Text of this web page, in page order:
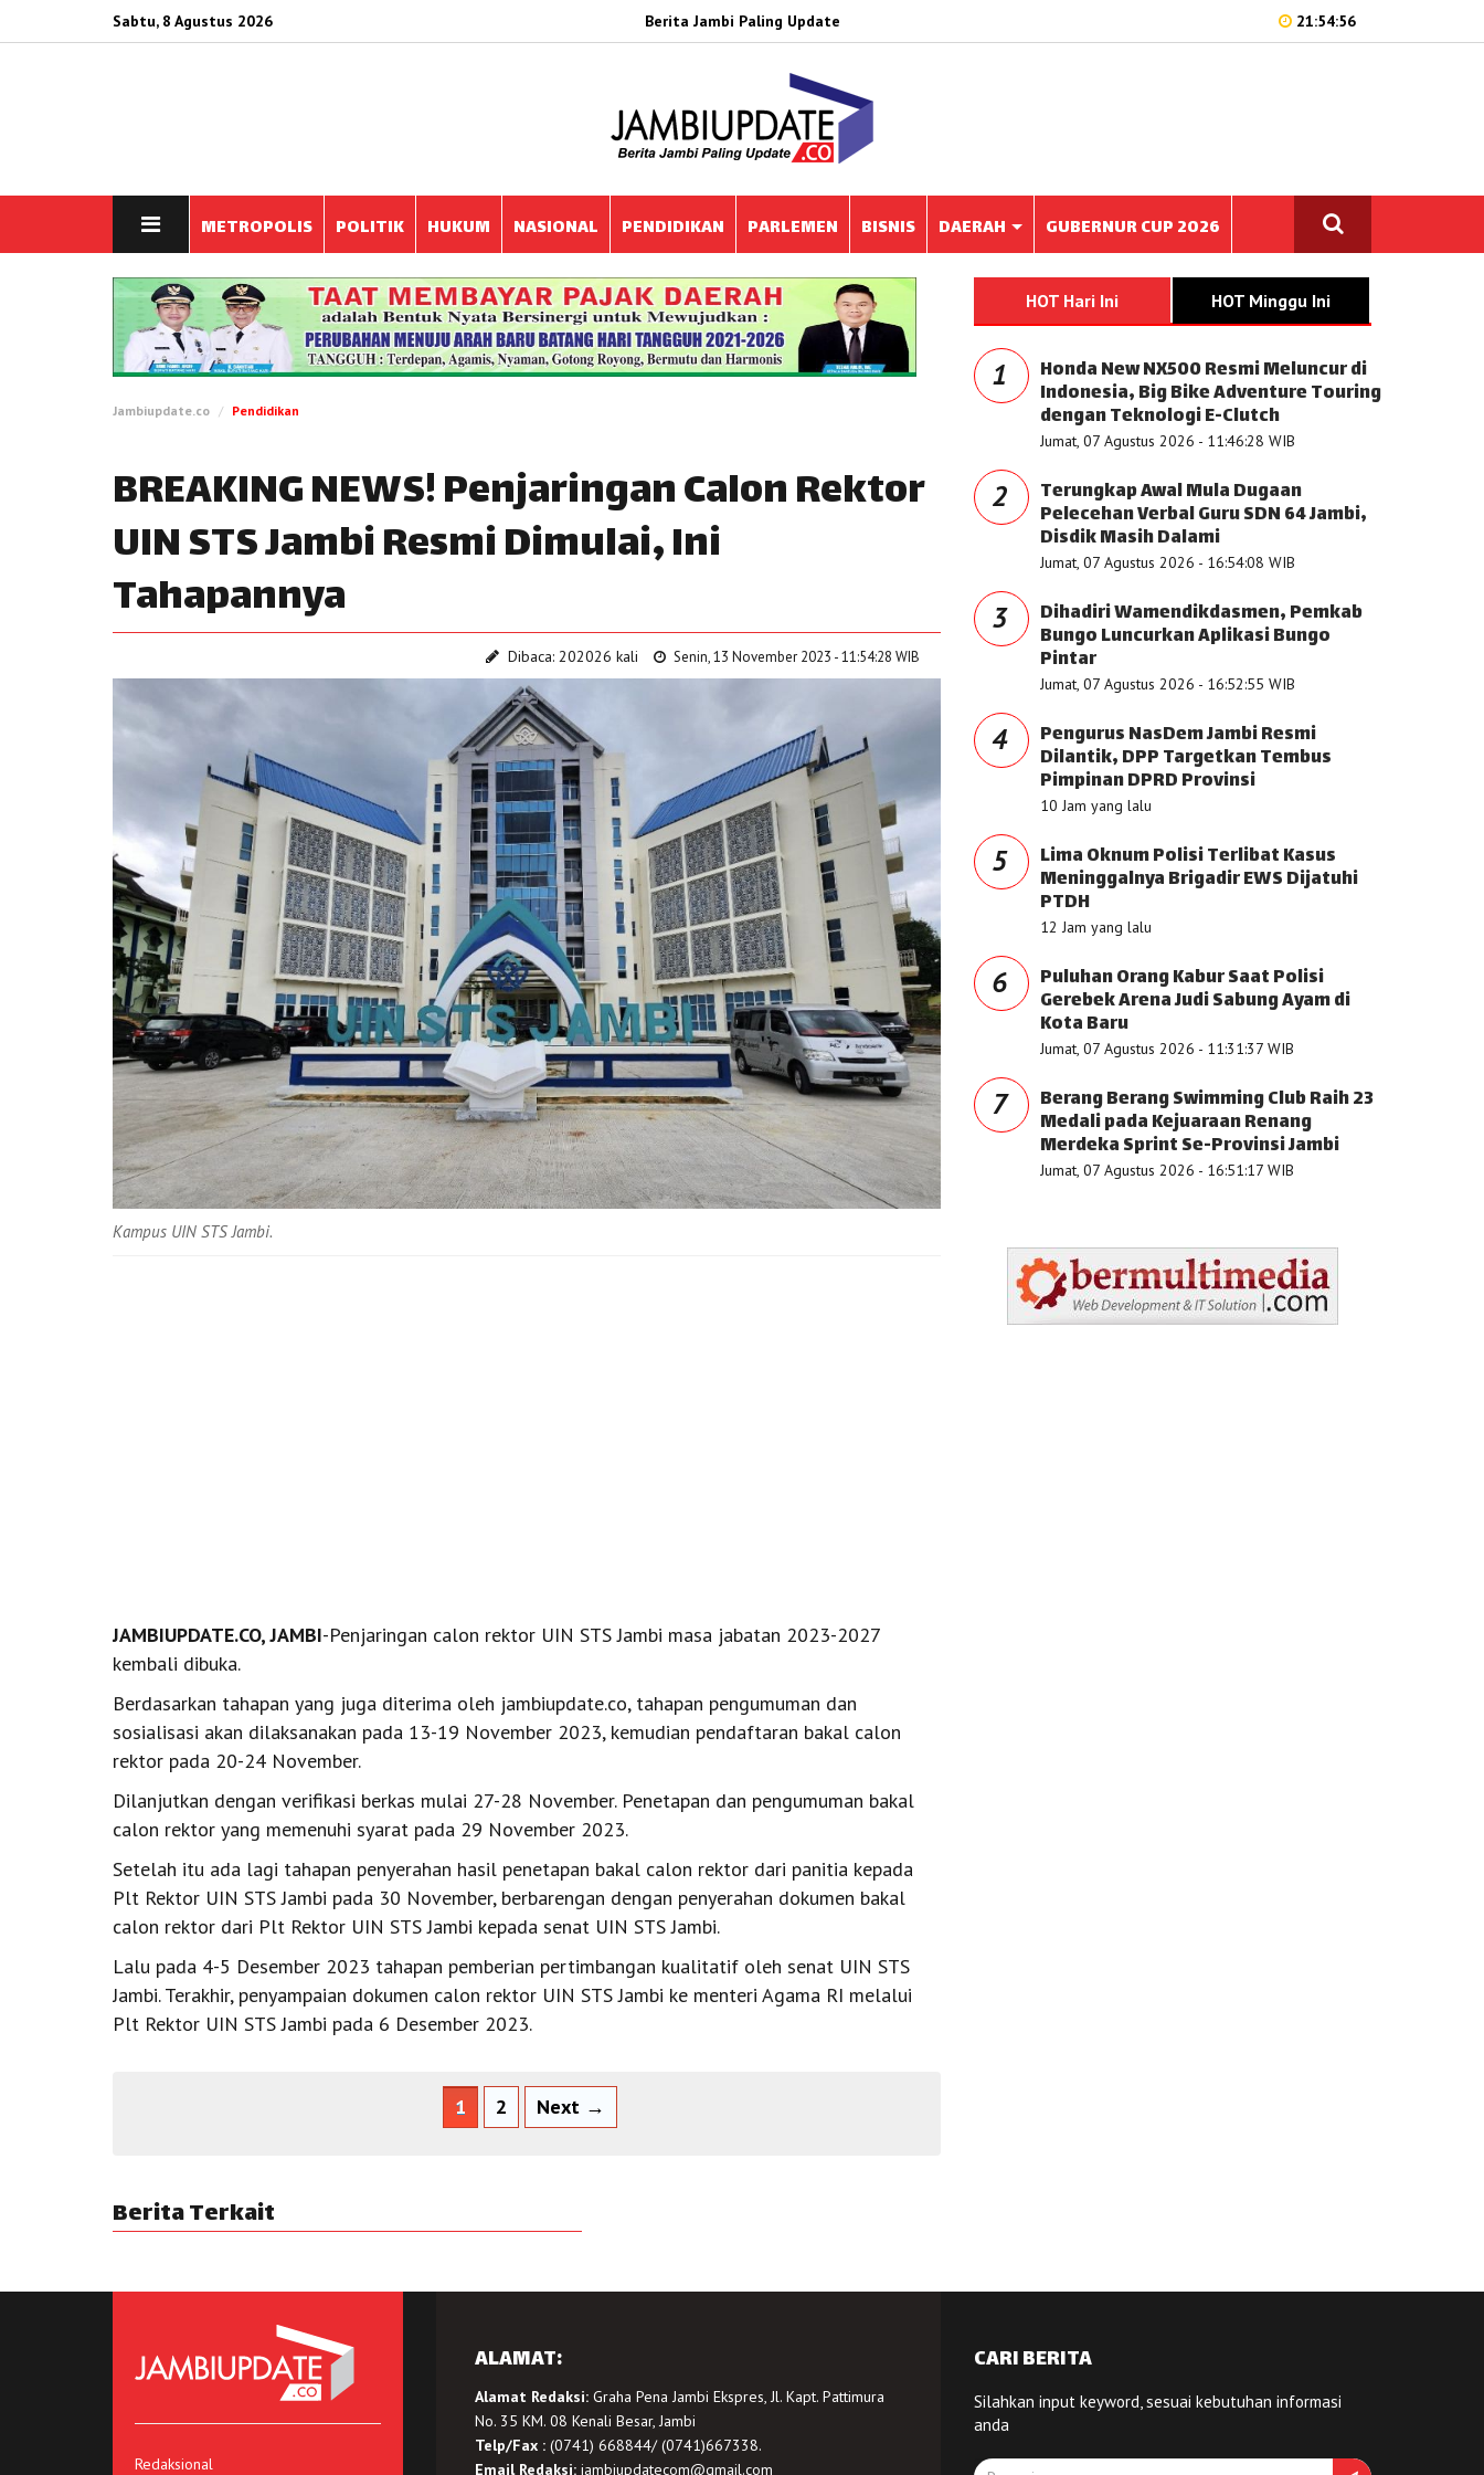
Sabtu, 8 Agustus 2026 Berita Jambi Paling Update 21:54:56
METROPOLIS POLITIK HUKUM NASIONAL PENDIDIKAN PARLEMEN BISNIS DAERAH GUBERNUR CUP 2026
Jambiupdate.co Pendidikan
BREAKING NEWS! Penjaringan Calon Rektor
UIN STS Jambi Resmi Dimulai, Ini
Tahapannya
Dibaca: 202026 kali Senin, 13 November 2023 - 11:54:28 WIB
Kampus UIN STS Jambi.
JAMBIUPDATE.CO, JAMBI-Penjaringan calon rektor UIN STS Jambi masa jabatan 2023-2027
kembali dibuka.
Berdasarkan tahapan yang juga diterima oleh jambiupdate.co, tahapan pengumuman dan
sosialisasi akan dilaksanakan pada 13-19 November 2023, kemudian pendaftaran bakal calon
rektor pada 20-24 November.
Dilanjutkan dengan verifikasi berkas mulai 27-28 November. Penetapan dan pengumuman bakal
calon rektor yang memenuhi syarat pada 29 November 2023.
Setelah itu ada lagi tahapan penyerahan hasil penetapan bakal calon rektor dari panitia kepada
Plt Rektor UIN STS Jambi pada 30 November, berbarengan dengan penyerahan dokumen bakal
calon rektor dari Plt Rektor UIN STS Jambi kepada senat UIN STS Jambi.
Lalu pada 4-5 Desember 2023 tahapan pemberian pertimbangan kualitatif oleh senat UIN STS
Jambi. Terakhir, penyampaian dokumen calon rektor UIN STS Jambi ke menteri Agama RI melalui
Plt Rektor UIN STS Jambi pada 6 Desember 2023.
1 2 Next →
Berita Terkait
HOT Hari Ini HOT Minggu Ini
1 Honda New NX500 Resmi Meluncur di
Indonesia, Big Bike Adventure Touring
dengan Teknologi E-Clutch
Jumat, 07 Agustus 2026 - 11:46:28 WIB
2 Terungkap Awal Mula Dugaan
Pelecehan Verbal Guru SDN 64 Jambi,
Disdik Masih Dalami
Jumat, 07 Agustus 2026 - 16:54:08 WIB
3 Dihadiri Wamendikdasmen, Pemkab
Bungo Luncurkan Aplikasi Bungo
Pintar
Jumat, 07 Agustus 2026 - 16:52:55 WIB
4 Pengurus NasDem Jambi Resmi
Dilantik, DPP Targetkan Tembus
Pimpinan DPRD Provinsi
10 Jam yang lalu
5 Lima Oknum Polisi Terlibat Kasus
Meninggalnya Brigadir EWS Dijatuhi
PTDH
12 Jam yang lalu
6 Puluhan Orang Kabur Saat Polisi
Gerebek Arena Judi Sabung Ayam di
Kota Baru
Jumat, 07 Agustus 2026 - 11:31:37 WIB
7 Berang Berang Swimming Club Raih 23
Medali pada Kejuaraan Renang
Merdeka Sprint Se-Provinsi Jambi
Jumat, 07 Agustus 2026 - 16:51:17 WIB
Redaksional
ALAMAT:
Alamat Redaksi:Graha Pena Jambi Ekspres, Jl. Kapt. Pattimura
No. 35 KM. 08 Kenali Besar, Jambi
Telp/Fax :(0741) 668844/ (0741)667338.
Email Redaksi: jambiupdatecom@gmail.com
CARI BERITA
Silahkan input keyword, sesuai kebutuhan informasi
anda